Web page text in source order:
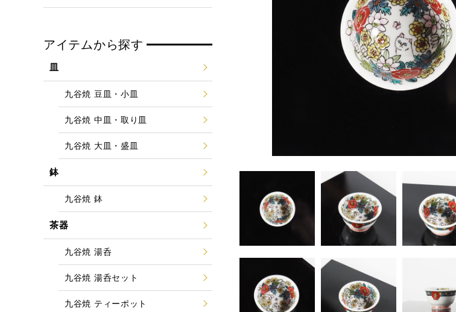
アイテムから探す
皿
九谷焼 豆皿・小皿
九谷焼 中皿・取り皿
九谷焼 大皿・盛皿
鉢
九谷焼 鉢
茶器
九谷焼 湯呑
九谷焼 湯呑セット
九谷焼 ティーポット